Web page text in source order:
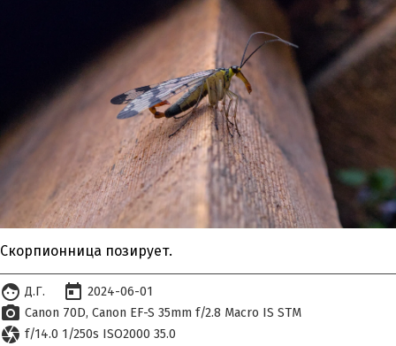
Скорпионница позирует.
face Д.Г. today 2024-06-01
photo_camera Canon 70D Canon EF-S 35mm f/2.8 Macro IS STM
camera f/14.0 1/250s ISO2000 35.0